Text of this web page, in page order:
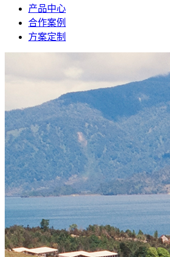
产品中心
合作案例
方案定制